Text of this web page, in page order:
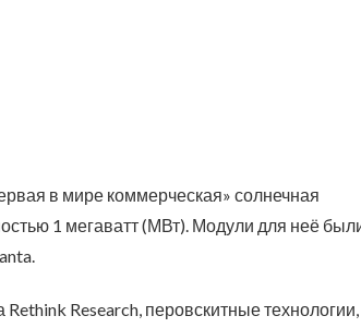
в мире коммерческая» солнечная
1 мегаватт (МВт). Модули для неё
Rethink Research, перовскитные технологии,